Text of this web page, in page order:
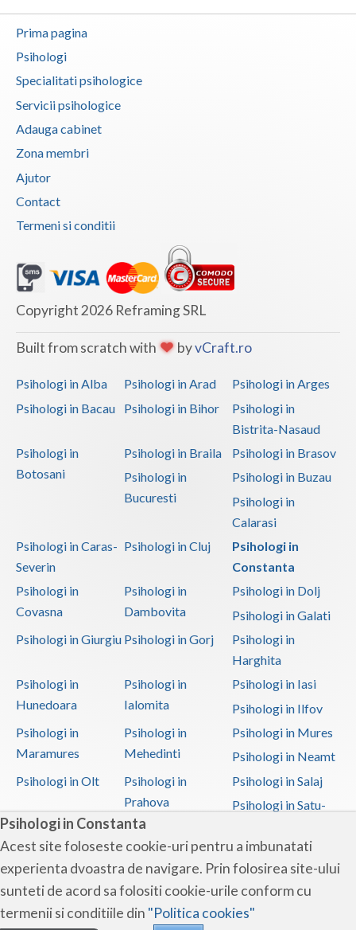
Psihologi in Constanta
Acest site foloseste cookie-uri pentru a imbunatati
experienta dvoastra de navigare. Prin folosirea site-ului
sunteti de acord sa folositi cookie-urile conform cu
termenii si conditiile din "Politica cookies"
Prima pagina
Psihologi
Specialitati psihologice
Servicii psihologice
Adauga cabinet
Zona membri
Ajutor
Contact
Termeni si conditii
Copyright 2026 Reframing SRL
Built from scratch with byvCraft.ro
Psihologi in Alba Psihologi in Arad
Psihologi in Arges
Psihologi in Bacau
Psihologi in Bihor
Psihologi in
Bistrita-Nasaud
Psihologi in
Botosani
Psihologi in Braila
Psihologi in Brasov
Psihologi in
Bucuresti
Psihologi in Buzau
Psihologi in
Calarasi
Psihologi in Caras-
Severin
Psihologi in Cluj
Psihologi in
Constanta
Psihologi in
Covasna
Psihologi in
Dambovita
Psihologi in Dolj
Psihologi in Galati
Psihologi in Giurgiu Psihologi in Gorj
Psihologi in
Harghita
Psihologi in
Hunedoara
Psihologi in
Ialomita
Psihologi in Iasi
Psihologi in Ilfov
Psihologi in
Maramures
Psihologi in
Mehedinti
Psihologi in Mures
Psihologi in Neamt
Psihologi in Olt
Psihologi in
Prahova
Psihologi in Salaj
Psihologi in Satu-
Psihologi in Sibiu
Psihologi in
Suceava
Psihologi in
Teleorman
Psihologi in Timis
Psihologi in Tulcea Psihologi in Valcea
Psihologi in Vaslui
Psihologi in